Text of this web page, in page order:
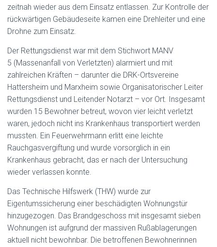
zeitnah wieder aus dem Einsatz entlassen. Zur Kontrolle der
rückwärtigen Gebäudeseite kamen eine Drehleiter und eine
Drohne zum Einsatz.
Der Rettungsdienst war mit dem Stichwort MANV
5 (Massenanfall von Verletzten) alarmiert und mit
zahlreichen Kräften – darunter die DRK-Ortsvereine
Hattersheim und Marxheim sowie Organisatorischer Leiter
Rettungsdienst und Leitender Notarzt – vor Ort. Insgesamt
wurden 15 Bewohner betreut, wovon vier leicht verletzt
waren, jedoch nicht ins Krankenhaus transportiert werden
mussten. Ein Feuerwehrmann erlitt eine leichte
Rauchgasvergiftung und wurde vorsorglich in ein
Krankenhaus gebracht, das er nach der Untersuchung
wieder verlassen konnte.
Das Technische Hilfswerk (THW) wurde zur
Eigentumssicherung einer beschädigten Wohnungstür
hinzugezogen. Das Brandgeschoss mit insgesamt sieben
Wohnungen ist aufgrund der massiven Rußablagerungen
aktuell nicht bewohnbar. Die betroffenen Bewohnerinnen